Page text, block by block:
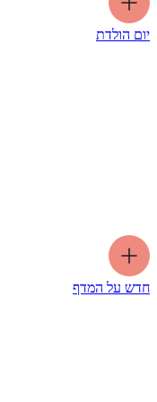
יום הולדת
חדש על המדף